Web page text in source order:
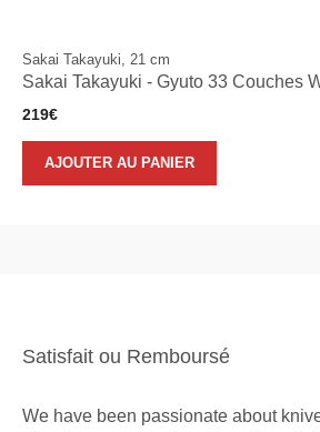
Sakai Takayuki, 21 cm
Sakai Takayuki - Gyuto 33 Couches
219€
AJOUTER AU PANIER
Satisfait ou Remboursé
We have been passionate about